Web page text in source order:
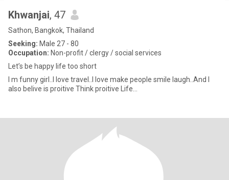
Khwanjai, 47
Sathon, Bangkok, Thailand
Seeking: Male 27 - 80
Occupation: Non-profit / clergy / social services
Let’s be happy life too short
I m funny girl..I love travel..I love make people smile laugh..And l
also belive is proitive Think proitive Life...